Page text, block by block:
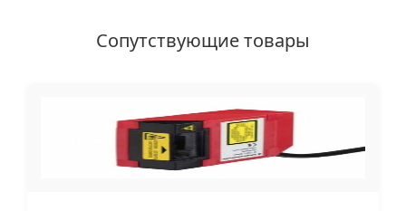
Сопутствующие товары